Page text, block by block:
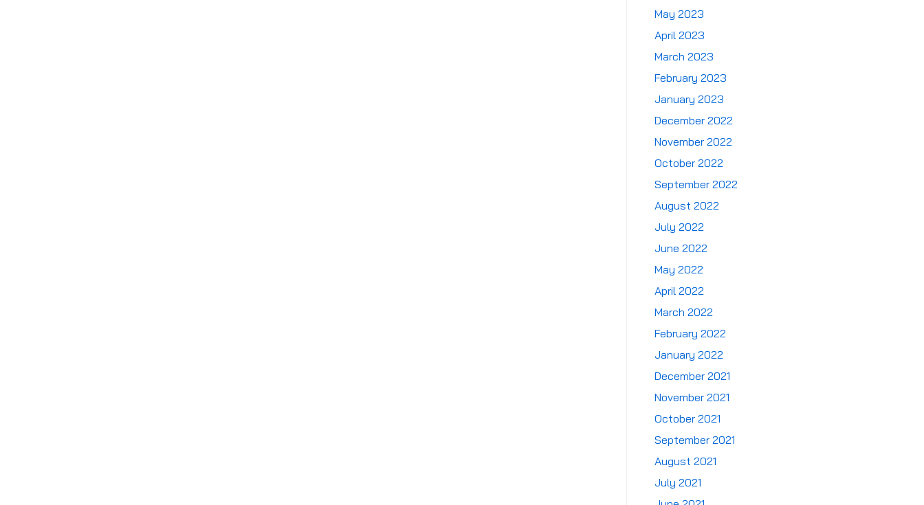
May 2023
April 2023
March 2023
February 2023
January 2023
December 2022
November 2022
October 2022
September 2022
August 2022
July 2022
June 2022
May 2022
April 2022
March 2022
February 2022
January 2022
December 2021
November 2021
October 2021
September 2021
August 2021
July 2021